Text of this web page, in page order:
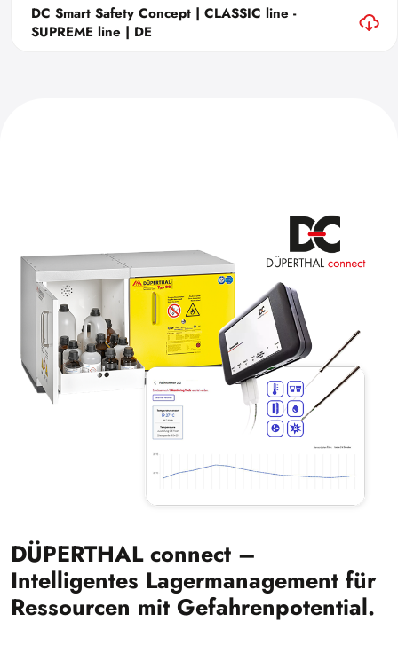
DC Smart Safety Concept | CLASSIC line -
SUPREME line | DE
DÜPERTHAL connect –
Intelligentes Lagermanagement für
Ressourcen mit Gefahrenpotential.